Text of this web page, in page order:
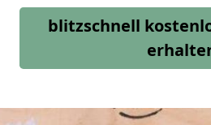
blitzschnell